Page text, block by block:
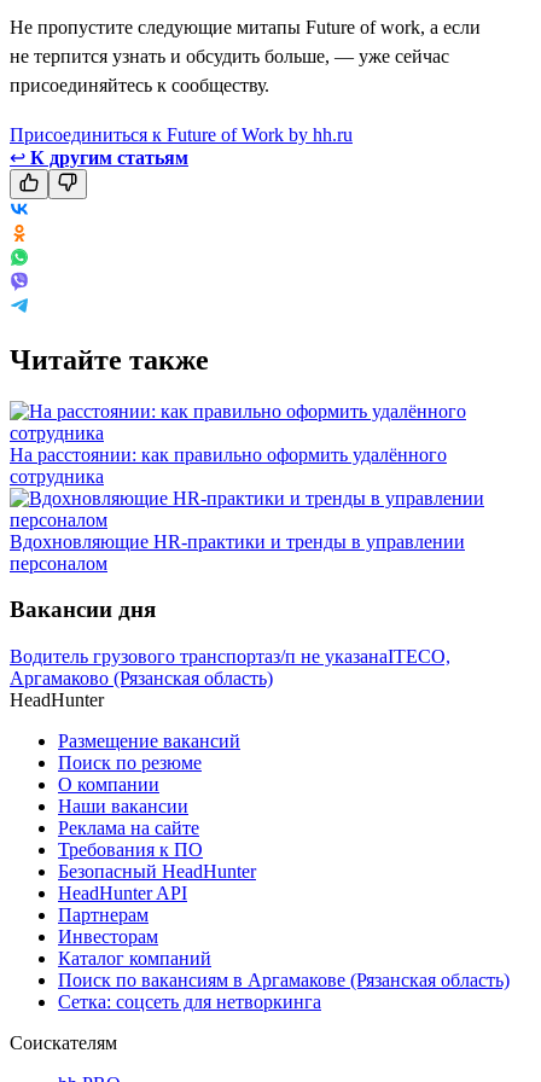
Не пропустите следующие митапы Future of work, а если
не терпится узнать и обсудить больше, — уже сейчас
присоединяйтесь к сообществу.
Присоединиться к Future of Work by hh.ru
↩ К другим статьям
Читайте также
На расстоянии: как правильно оформить удалённого
сотрудника
Вдохновляющие HR-практики и тренды в управлении
персоналом
Вакансии дня
Водитель грузового транспортаз/п не указанаITECO,
Аргамаково (Рязанская область)
HeadHunter
Размещение вакансий
Поиск по резюме
О компании
Наши вакансии
Реклама на сайте
Требования к ПО
Безопасный HeadHunter
HeadHunter API
Партнерам
Инвесторам
Каталог компаний
Поиск по вакансиям в Аргамакове (Рязанская область)
Сетка: соцсеть для нетворкинга
Соискателям